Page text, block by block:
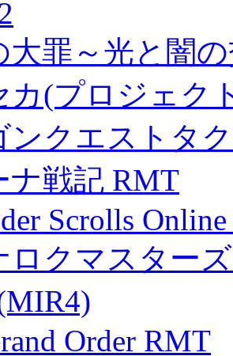
大罪～光と闇
カ(プロジェク
ンクエストタ
ナ戦記 RMT
Scrolls
ロクマスター
Order RMT